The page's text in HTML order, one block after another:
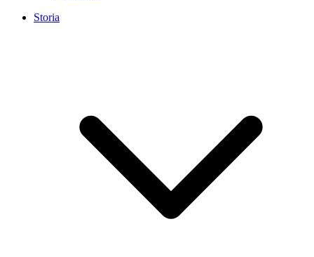
Storia